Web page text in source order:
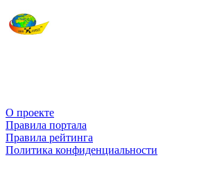
О проекте
Правила портала
Правила рейтинга
Политика конфиденциальности